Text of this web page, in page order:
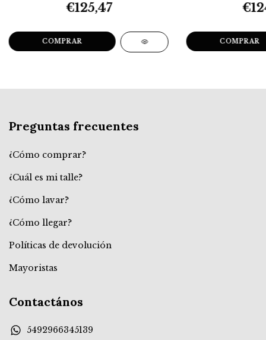
€125,47
COMPRAR COMPRAR
Preguntas frecuentes
¿Cómo comprar?
¿Cuál es mi talle?
¿Cómo lavar?
¿Cómo llegar?
Políticas de devolución
Mayoristas
Contactános
5492966345139